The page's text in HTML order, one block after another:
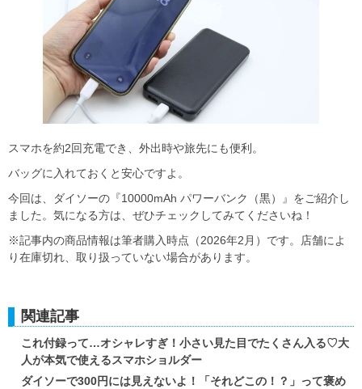
スマホを約2回充電でき、外出時や旅先にも便利。
バッグに入れておくと安心ですよ。
今回は、ダイソーの『10000mAh パワーバンク（黒）』をご紹介し
ました。気になる方は、ぜひチェックしてみてくださいね！
※記事内の商品情報は筆者購入時点（2026年2月）です。店舗によ
り在庫切れ、取り扱っていない場合があります。
関連記事
これ付録って…オシャレすぎ！小さい見た目でたくさん入る♡大
人が本気で使えるスマホショルダー
ダイソーで300円には見えないよ！「それどこの！？」って褒め